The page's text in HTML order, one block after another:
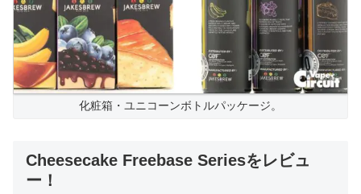
化粧箱・ユニコーンボトルパッケージ。
Cheesecake Freebase Seriesをレビュ
ー！